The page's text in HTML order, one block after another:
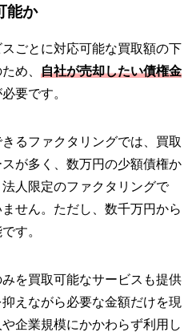
能か
ごとに対応可能な買取額の下
め、 自社が売却したい債権金
要です。
るファクタリングでは、買取
が多く、数万円の少額債権か
人限定のファクタリングで
せん。ただし、数千万円から
す。
を買取可能なサービスも提供
えながら必要な金額だけを現
企業規模にかかわらず利用し